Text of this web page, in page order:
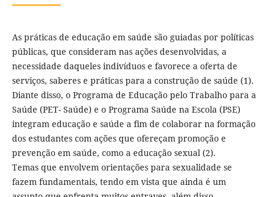
As práticas de educação em saúde são guiadas por políticas
públicas, que consideram nas ações desenvolvidas, a
necessidade daqueles indivíduos e favorece a oferta de
serviços, saberes e práticas para a construção de saúde (1).
Diante disso, o Programa de Educação pelo Trabalho para a
Saúde (PET- Saúde) e o Programa Saúde na Escola (PSE)
integram educação e saúde a fim de colaborar na formação
dos estudantes com ações que ofereçam promoção e
prevenção em saúde, como a educação sexual (2).
Temas que envolvem orientações para sexualidade se
fazem fundamentais, tendo em vista que ainda é um